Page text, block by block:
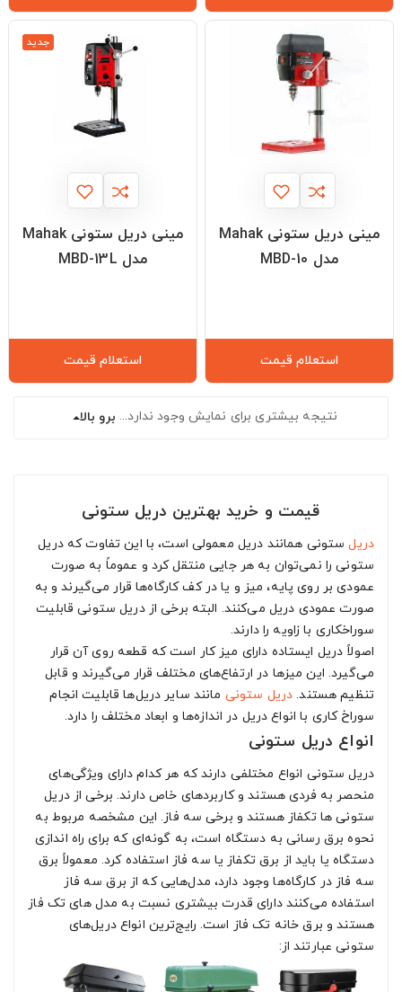
مینی دریل ستونی Mahak
مدل MBD-10
استعلام قیمت
جدید
مینی دریل ستونی Mahak
مدل MBD-13L
استعلام قیمت
نتیجه بیشتری برای نمایش وجود ندارد... برو بالا
قیمت و خرید بهترین دریل ستونی
دریل‌ ستونی همانند دریل معمولی است، با این تفاوت که دریل‌
ستونی را نمی‌توان به هر جایی منتقل کرد و عموماً به صورت
عمودی بر روی پایه، میز و یا در کف کارگاه‌ها قرار می‌گیرند و به
صورت عمودی دریل می‌کنند. البته برخی از دریل‌ ستونی قابلیت
سوراخکاری با زاویه را دارند.
اصولاً دریل ایستاده دارای میز کار است که قطعه روی آن قرار
می‌گیرد. این میزها در ارتفاع‌های مختلف قرار می‌گیرند و قابل
تنظیم هستند. دریل ستونی مانند سایر دریل‌ها قابلیت انجام
سوراخ کاری با انواع دریل در اندازه‌ها و ابعاد مختلف را دارد.
انواع دریل ستونی
دریل‌ ستونی انواع مختلفی دارند که هر کدام دارای ویژگی‌های
منحصر به فردی هستند و کاربردهای خاص دارند. برخی از دریل‌
ستونی ها تکفاز هستند و برخی سه فاز. این مشخصه مربوط به
نحوه برق رسانی به دستگاه است، به گونه‌ای که برای راه اندازی
دستگاه یا باید از برق تکفاز یا سه فاز استفاده کرد. معمولاً برق
سه فاز در کارگاه‌ها وجود دارد، مدل‌هایی که از برق سه فاز
استفاده می‌کنند دارای قدرت بیشتری نسبت به مدل های تک فاز
هستند و برق خانه تک فاز است. رایج‌ترین انواع دریل‌های
ستونی عبارتند از: